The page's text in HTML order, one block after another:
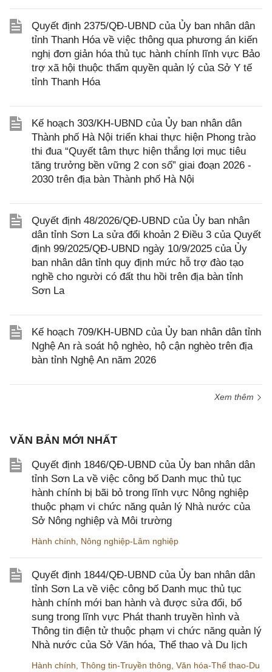
Quyết định 2375/QĐ-UBND của Ủy ban nhân dân
tỉnh Thanh Hóa về việc thông qua phương án kiến
nghị đơn giản hóa thủ tục hành chính lĩnh vực Bảo
trợ xã hội thuộc thẩm quyền quản lý của Sở Y tế
tỉnh Thanh Hóa
Kế hoạch 303/KH-UBND của Ủy ban nhân dân
Thành phố Hà Nội triển khai thực hiện Phong trào
thi đua “Quyết tâm thực hiện thắng lợi mục tiêu
tăng trưởng bền vững 2 con số” giai đoạn 2026 -
2030 trên địa bàn Thành phố Hà Nội
Quyết định 48/2026/QĐ-UBND của Ủy ban nhân
dân tỉnh Sơn La sửa đổi khoản 2 Điều 3 của Quyết
định 99/2025/QĐ-UBND ngày 10/9/2025 của Ủy
ban nhân dân tỉnh quy định mức hỗ trợ đào tạo
nghề cho người có đất thu hồi trên địa bàn tỉnh
Sơn La
Kế hoạch 709/KH-UBND của Ủy ban nhân dân tỉnh
Nghệ An rà soát hộ nghèo, hộ cận nghèo trên địa
bàn tỉnh Nghệ An năm 2026
Xem thêm
VĂN BẢN MỚI NHẤT
Quyết định 1846/QĐ-UBND của Ủy ban nhân dân
tỉnh Sơn La về việc công bố Danh mục thủ tục
hành chính bị bãi bỏ trong lĩnh vực Nông nghiệp
thuộc phạm vi chức năng quản lý Nhà nước của
Sở Nông nghiệp và Môi trường
Hành chính Nông nghiệp-Lâm nghiệp
Quyết định 1844/QĐ-UBND của Ủy ban nhân dân
tỉnh Sơn La về việc công bố Danh mục thủ tục
hành chính mới ban hành và được sửa đổi, bổ
sung trong lĩnh vực Phát thanh truyền hình và
Thông tin điện tử thuộc phạm vi chức năng quản lý
Nhà nước của Sở Văn hóa, Thể thao và Du lịch
Hành chính Thông tin-Truyền thông Văn hóa-Thể thao-Du